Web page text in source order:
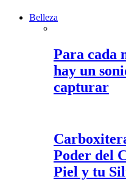
Belleza
Para cada
hay un
capturar
Poder del
Piel y tu